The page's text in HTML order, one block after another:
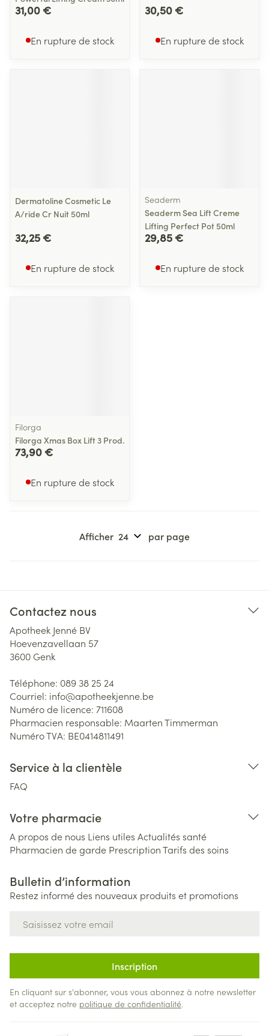
31,00 €
En rupture de stock
30,50 €
En rupture de stock
Dermatoline Cosmetic Le
A/ride Cr Nuit 50ml
32,25 €
En rupture de stock
Seaderm
Seaderm Sea Lift Creme
Lifting Perfect Pot 50ml
29,85 €
En rupture de stock
Filorga
Filorga Xmas Box Lift 3 Prod.
73,90 €
En rupture de stock
Afficher par page
Contactez nous
Apotheek Jenné BV
Hoevenzavellaan 57
3600 Genk
Téléphone: 089 38 25 24
Courriel: info@apotheekjenne.be
Numéro de licence: 711608
Pharmacien responsable: Maarten Timmerman
Numéro TVA: BE0414811491
Service à la clientèle
FAQ
Votre pharmacie
A propos de nous Liens utiles Actualités santé
Pharmacien de garde PrescriptionTarifs des soins
Bulletin d’information
Restez informé des nouveaux produits et promotions
Inscription
En cliquant sur s'abonner, vous vous abonnez à notre newsletter
et acceptez notre politique de confidentialité.